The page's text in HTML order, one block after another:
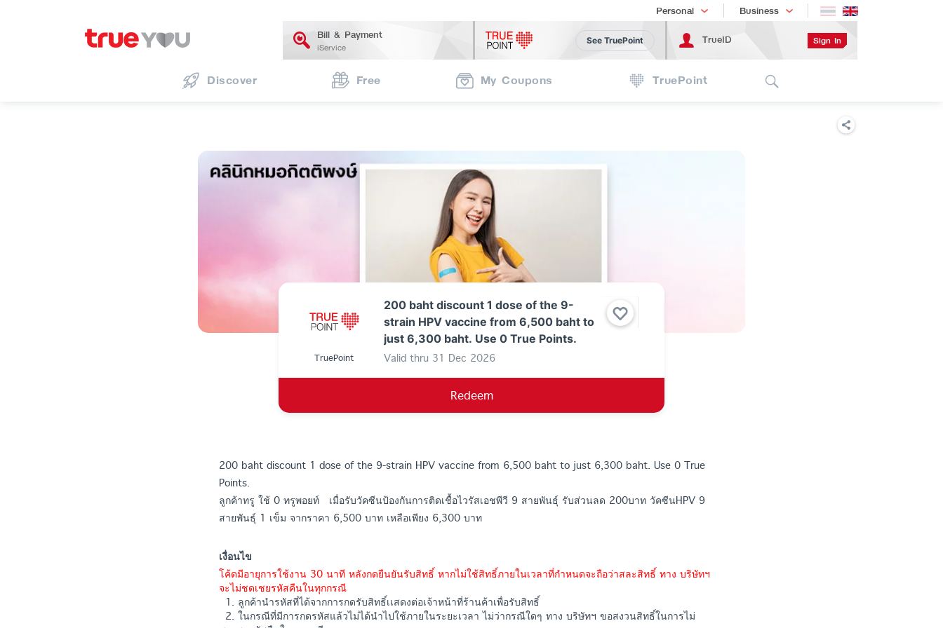
Personal
Shopping Business
เทรนด์เทคโนโลยี
Bill & Payment
iService
See TruePoint TrueID Sign In
Discover Free My Coupons TruePoint
200 baht discount 1 dose of the 9-
strain HPV vaccine from 6,500 baht to
just 6,300 baht. Use 0 True Points.
TruePoint Valid thru 31 Dec 2026
Redeem
200 baht discount 1 dose of the 9-strain HPV vaccine from 6,500 baht to just 6,300 baht. Use 0 True
Points.
ลูกค้าทรู ใช้ 0 ทรูพอยท์ เมื่อรับวัคซีนป้องกันการติดเชื้อไวรัสเอชพีวี 9 สายพันธุ์ รับส่วนลด 200บาท วัคซีนHPV 9
สายพันธุ์ 1 เข็ม จากราคา 6,500 บาท เหลือเพียง 6,300 บาท
เงื่อนไข
โค้ดมีอายุการใช้งาน 30 นาที หลังกดยืนยันรับสิทธิ์ หากไม่ใช้สิทธิ์ภายในเวลาที่กำหนดจะถือว่าสละสิทธิ์ ทาง บริษัทฯ
จะไม่ชดเชยรหัสคืนในทุกกรณี
1. ลูกค้านำรหัสที่ได้จากการกดรับสิทธิ์เเสดงต่อเจ้าหน้าที่ร้านค้าเพื่อรับสิทธิ์
2. ในกรณีที่มีการกดรหัสแล้วไม่ได้นำไปใช้ภายในระยะเวลา ไม่ว่ากรณีใดๆ ทาง บริษัทฯ ขอสงวนสิทธิ์ในการไม่